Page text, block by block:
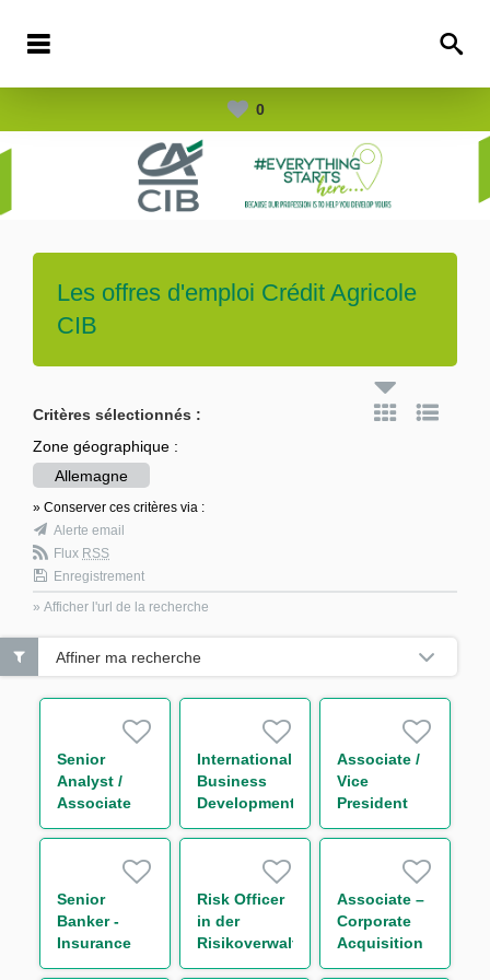
0
Les offres d'emploi Crédit Agricole
CIB
Critères sélectionnés :
Zone géographique :
Allemagne
» Conserver ces critères via :
Alerte email
Flux RSS
Enregistrement
» Afficher l'url de la recherche
Senior
Analyst /
Associate
Leveraged
International
Business
Development
Analyst
Associate /
Vice
President
Sales Global
Division (FI
Sales Flow
Generalist)
m/w/d
Senior
Banker -
Insurance
(f/m/d)
Risk Officer
in der
Risikoverwaltung
/ -monitoring
Associate –
Corporate
Acquisition
Finance –
Affiner ma recherche